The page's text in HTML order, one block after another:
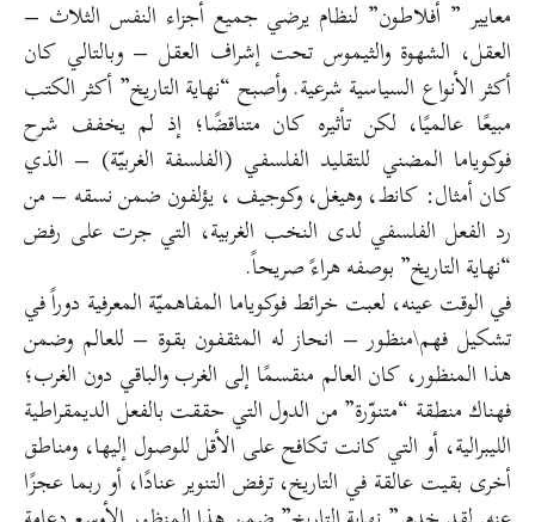
معايير ” أفلاطون” لنظام يرضي جميع أجزاء النفس الثلاث –
العقل، الشهوة والثيموس تحت إشراف العقل – وبالتالي كان
أكثر الأنواع السياسية شرعية. وأصبح “نهاية التاريخ” أكثر الكتب
مبيعًا عالميًا، لكن تأثيره كان متناقضًا؛ إذ لم يخفف شرح
فوكوياما المضني للتقليد الفلسفي (الفلسفة الغربيّة) – الذي
كان أمثال: كانط، وهيغل، وكوجيف ، يؤلفون ضمن نسقه – من
رد الفعل الفلسفي لدى النخب الغربية، التي جرت على رفض
“نهاية التاريخ” بوصفه هراءً صريحاً.
في الوقت عينه، لعبت خرائط فوكوياما المفاهميّة المعرفية دوراً في
تشكيل فهم\منظور – انحاز له المثقفون بقوة – للعالم وضمن
هذا المنظور، كان العالم منقسمًا إلى الغرب والباقي دون الغرب؛
فهناك منطقة “متنوّرة” من الدول التي حققت بالفعل الديمقراطية
الليبرالية، أو التي كانت تكافح على الأقل للوصول إليها، ومناطق
أخرى بقيت عالقة في التاريخ، ترفض التنوير عنادًا، أو ربما عجزًا